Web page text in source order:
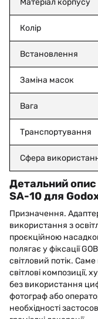
Колір
Встановлення
Заміна масок
Вага
Транспортування
Сфера
Детальний
SA-10 для
Призначення.
використання з
проєкційною
полягає у фіксації
світловий потік.
світлові композиції,
без використання
фотограф або
необхідності